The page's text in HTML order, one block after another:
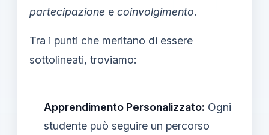
partecipazione e coinvolgimento.
Tra i punti che meritano di essere
sottolineati, troviamo:
Apprendimento Personalizzato: Ogni
studente può seguire un percorso